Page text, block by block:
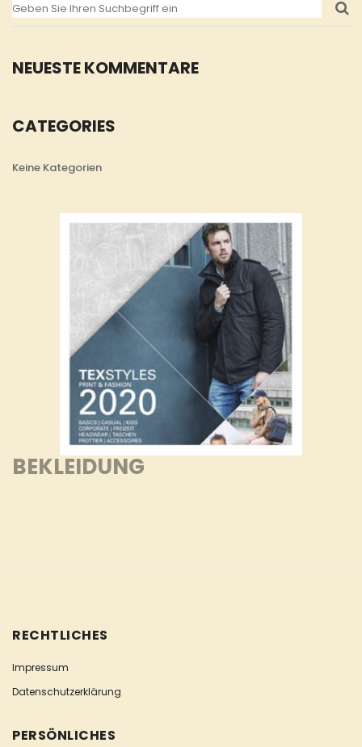
NEUESTE KOMMENTARE
CATEGORIES
Keine Kategorien
BEKLEIDUNG
RECHTLICHES
Impressum
Datenschutzerklärung
PERSÖNLICHES